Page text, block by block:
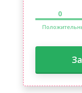
0